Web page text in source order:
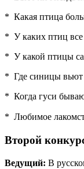
* Какая птица
* У каких птиц
* У какой птицы
* Где синицы вьют
* Когда гуси
* Любимое
Второй
Ведущий: В